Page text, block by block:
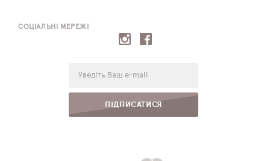
СОЦІАЛЬНІ МЕРЕЖІ
ПІДПИСАТИСЯ